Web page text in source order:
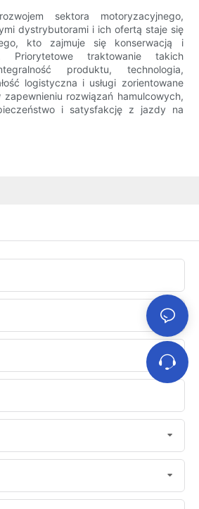
sektora motoryzacyjnego,
dystrybutorami i ich ofertą staje się
kto zajmuje się konserwacją i
Priorytetowe traktowanie takich
produktu, technologia,
logistyczna i usługi zorientowane
rozwiązań hamulcowych,
i satysfakcję z jazdy na